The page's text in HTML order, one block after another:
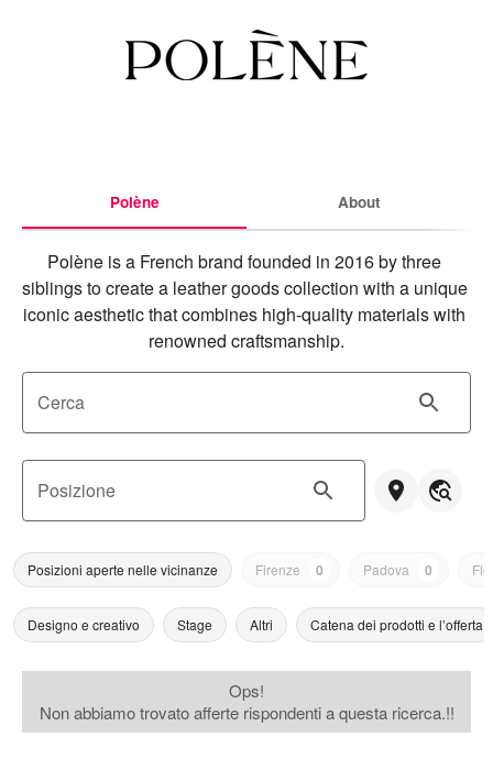
Polène About
Polène is a French brand founded in 2016 by three
siblings to create a leather goods collection with a unique
iconic aesthetic that combines high-quality materials with
renowned craftsmanship.
Cerca
Posizione
Posizioni aperte nelle vicinanze Firenze 0 Padova 0
Designo e creativo Stage Altri Catena dei prodotti e l’offerta
Ops!
Non abbiamo trovato afferte rispondenti a questa ricerca.!!